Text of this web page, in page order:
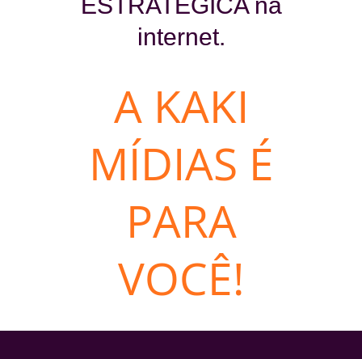
internet.
A KAKI
MÍDIAS É
PARA
VOCÊ!